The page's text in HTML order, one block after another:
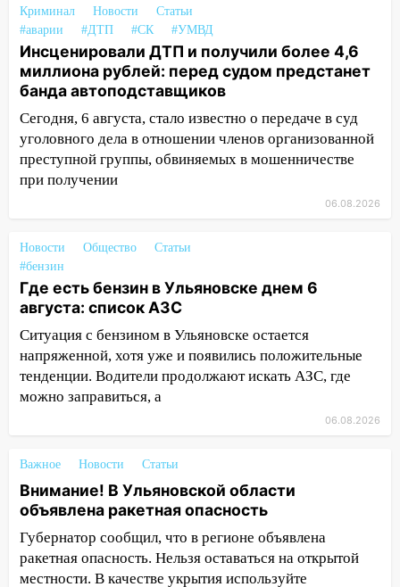
15:51
Бросила кирпич в жену брата: в
Ульяновской области завели дело на
агрессивную женщину
15:47 На улице Радищева сбили
курьера: крупная авария в Ульяновске
15:15 Проводил до квартиры и ограбил:
новый кавалер женщины оказался
рецидивистом
по улице Ефремова
14:23
67% ульяновцев готовы
передумать увольняться, если им
повысят зарплату
14:01 Инсценировали ДТП и получили
более 4,6 миллиона рублей: перед
судом предстанет банда
автоподставщиков
13:00
В суде защитили репутацию
мужчины, которого необоснованно
обвиняли в жестоком обращении с
животными
12:28 Миллион на «льготниках»: в
Криминал Новости
Статьи
#аварии
#ДТП #СК #УМВД
Инсценировали ДТП и получили более 4,6
миллиона рублей: перед судом предстанет
банда автоподставщиков
Сегодня, 6 августа, стало известно о передаче в суд
уголовного дела в отношении членов организованной
преступной группы, обвиняемых в мошенничестве
при получении
06.08.2026
Новости Общество
Статьи
#бензин
Где есть бензин в Ульяновске днем 6
августа: список АЗС
Ситуация с бензином в Ульяновске остается
напряженной, хотя уже и появились положительные
тенденции. Водители продолжают искать АЗС, где
можно заправиться, а
06.08.2026
Важное Новости Статьи
Внимание! В Ульяновской области
объявлена ракетная опасность
Губернатор сообщил, что в регионе объявлена
ракетная опасность. Нельзя оставаться на открытой
местности. В качестве укрытия используйте